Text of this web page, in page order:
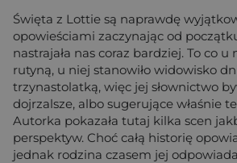
Święta z Lottie są naprawdę
opowieściami zaczynając od
nastrajała nas coraz bardziej. To co u
rutyną, u niej stanowiło widowisko
trzynastolatką, więc jej słownictwo
dojrzalsze, albo sugerujące właśnie
Autorka pokazała tutaj kilka scen
perspektyw. Choć całą historię
jednak rodzina czasem jej